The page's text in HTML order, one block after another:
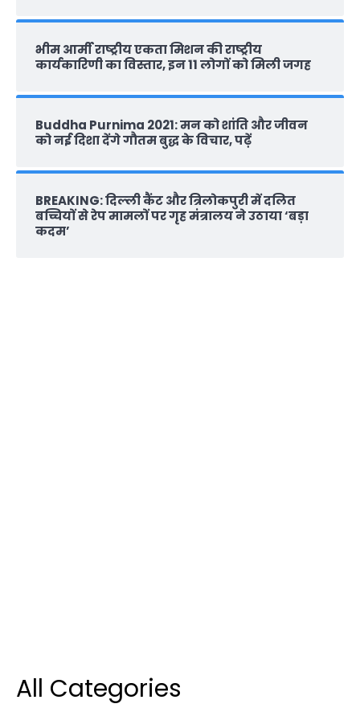
भीम आर्मी राष्‍ट्रीय एकता मिशन की राष्‍ट्रीय
कार्यकारिणी का विस्तार, इन 11 लोगों को मिली जगह
Buddha Purnima 2021: मन को शांति और जीवन
को नई दिशा देंगे गौतम बुद्ध के विचार, पढ़ें
BREAKING: दिल्‍ली कैंट और त्रिलोकपुरी में दलित
बच्चियों से रेप मामलों पर गृह मंत्रालय ने उठाया ‘बड़ा
कदम’
All Categories